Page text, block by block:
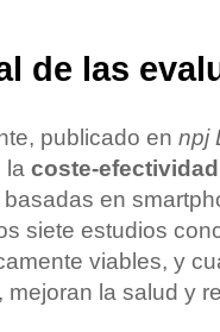
de las
publicado en npj
la coste‑efectividad
en
siete estudios
viables, y
la salud y